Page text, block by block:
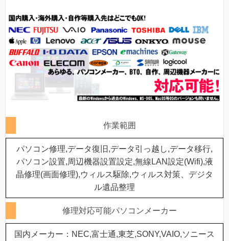
作業範囲
パソコン修理,データ復旧,データ引っ越し,データ移行,
パソコン設置,周辺機器設置設定,無線LAN設定(Wifi),液
晶修理(画面修理),ウィルス駆除,ウィルス対策、デジタ
ル遺品整理
修理対応可能パソコンメーカー
国内メーカー：NEC,富士通,東芝,SONY,VAIO,ソニース